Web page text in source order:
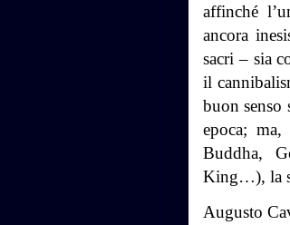
affinché
ancora
sacri – sia
il
buon senso
epoca;
Buddha,
King…), la
Augusto